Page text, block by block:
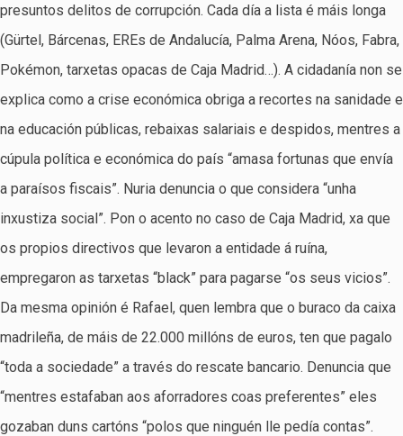
presuntos delitos de corrupción. Cada día a lista é máis longa
(Gürtel, Bárcenas, EREs de Andalucía, Palma Arena, Nóos, Fabra,
Pokémon, tarxetas opacas de Caja Madrid…). A cidadanía non se
explica como a crise económica obriga a recortes na sanidade e
na educación públicas, rebaixas salariais e despidos, mentres a
cúpula política e económica do país “amasa fortunas que envía
a paraísos fiscais”. Nuria denuncia o que considera “unha
inxustiza social”. Pon o acento no caso de Caja Madrid, xa que
os propios directivos que levaron a entidade á ruína,
empregaron as tarxetas “black” para pagarse “os seus vicios”.
Da mesma opinión é Rafael, quen lembra que o buraco da caixa
madrileña, de máis de 22.000 millóns de euros, ten que pagalo
“toda a sociedade” a través do rescate bancario. Denuncia que
“mentres estafaban aos aforradores coas preferentes” eles
gozaban duns cartóns “polos que ninguén lle pedía contas”.